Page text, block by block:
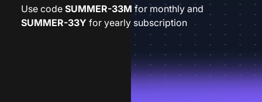
Use code SUMMER-33M for monthly and
SUMMER-33Y for yearly subscription